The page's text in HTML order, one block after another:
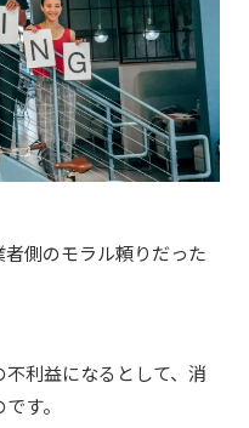
側のモラル頼りだった
利益になるとして、消
す。